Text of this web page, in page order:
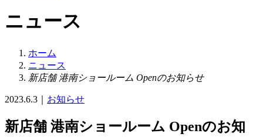
ニュース
ホーム
ニュース
新店舗 港南ショールーム Openのお知らせ
2023.6.3 お知らせ
新店舗 港南ショールーム Openのお知